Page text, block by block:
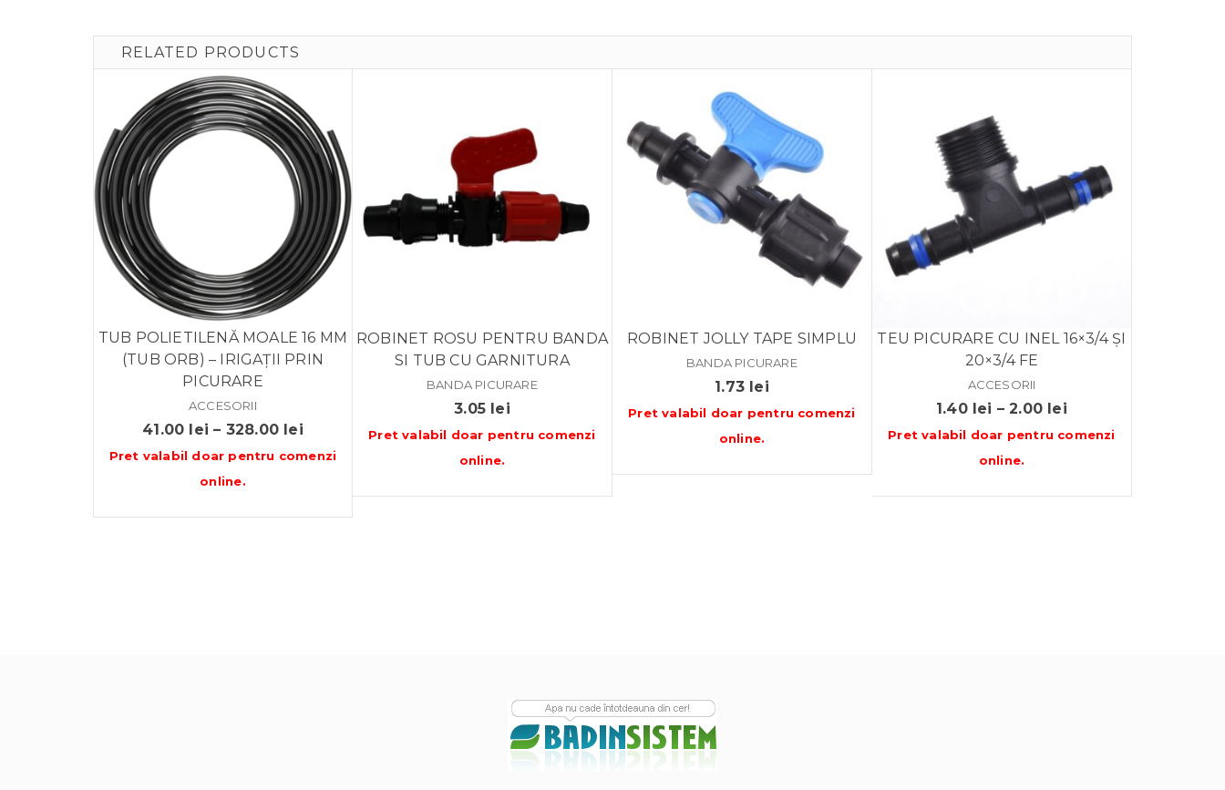
RELATED PRODUCTS
TUB POLIETILENĂ MOALE 16 MM
(TUB ORB) – IRIGAȚII PRIN
PICURARE
ACCESORII
41.00 lei – 328.00 leiInterval
de
Pret valabil doar pentru comenzi
online.
ROBINET ROSU PENTRU BANDA
SI TUB CU GARNITURA
BANDA PICURARE
3.05 lei
Pret valabil doar pentru comenzi
online.
ROBINET JOLLY TAPE SIMPLU
BANDA PICURARE
1.73 lei
Pret valabil doar pentru comenzi
online.
TEU PICURARE CU INEL 16×3/4 ȘI
20×3/4 FE
ACCESORII
1.40 lei – 2.00 leiInterval
de
Pret valabil doar pentru comenzi
online.